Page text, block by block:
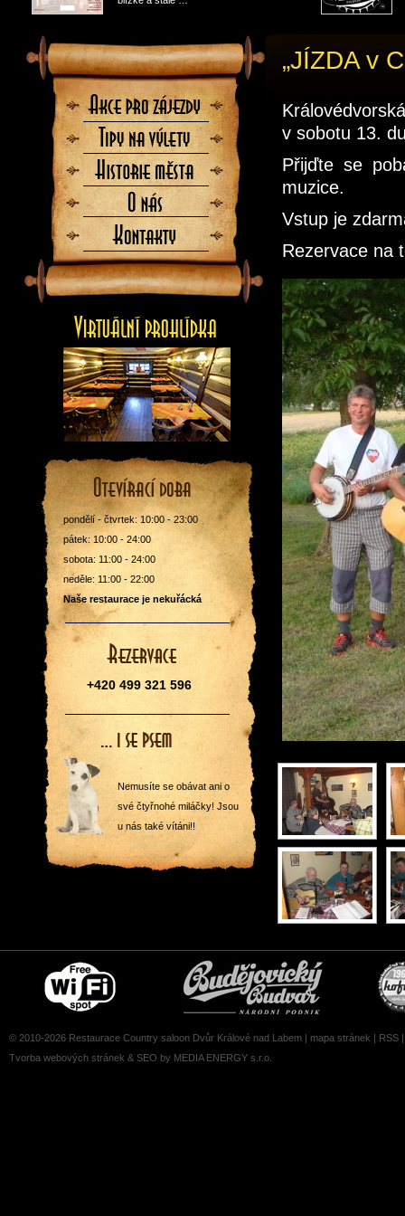
„JÍZDA v
v sobotu 13.
Přijďte se
muzice.
Vstup je
Rezervace na
Akce
pro
zájezdy
Tipy
výlety
Historie
města
nás
Kontaktujte
nás
pondělí - čtvrtek: 10:00 - 23:00
pátek: 10:00 - 24:00
sobota: 11:00 - 24:00
neděle: 11:00 - 22:00
Naše restaurace je nekuřácká
+420 499 321 596
Nemusíte se obávat ani o
své čtyřnohé miláčky! Jsou
u nás také vítáni!!
© 2010-2026 Restaurace Country saloon Dvůr Králové nad Labem | mapa stránek | RSS
Tvorba webových stránek & SEO by MEDIA ENERGY s.r.o.